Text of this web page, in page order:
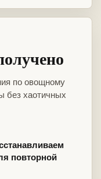
по овощному
без хаотичных
повторной